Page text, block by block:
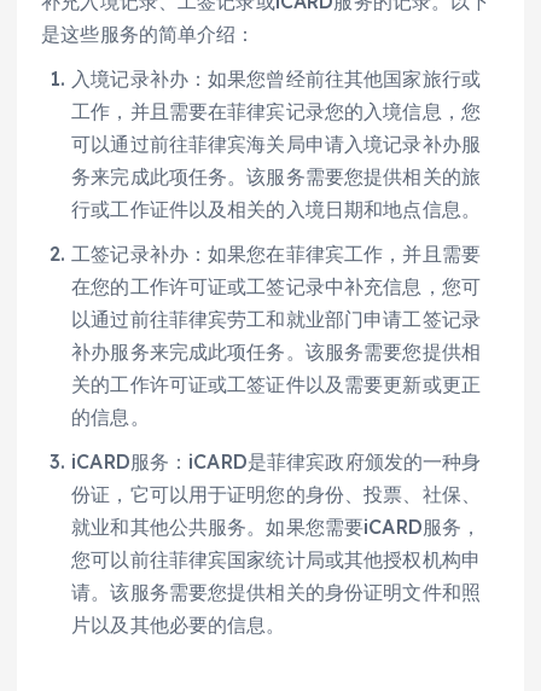
是这些服务的简单介绍：
入境记录补办：如果您曾经前往其他国家旅行或
工作，并且需要在菲律宾记录您的入境信息，您
可以通过前往菲律宾海关局申请入境记录补办服
务来完成此项任务。该服务需要您提供相关的旅
行或工作证件以及相关的入境日期和地点信息。
工签记录补办：如果您在菲律宾工作，并且需要
在您的工作许可证或工签记录中补充信息，您可
以通过前往菲律宾劳工和就业部门申请工签记录
补办服务来完成此项任务。该服务需要您提供相
关的工作许可证或工签证件以及需要更新或更正
的信息。
iCARD服务：iCARD是菲律宾政府颁发的一种身
份证，它可以用于证明您的身份、投票、社保、
就业和其他公共服务。如果您需要iCARD服务，
您可以前往菲律宾国家统计局或其他授权机构申
请。该服务需要您提供相关的身份证明文件和照
片以及其他必要的信息。